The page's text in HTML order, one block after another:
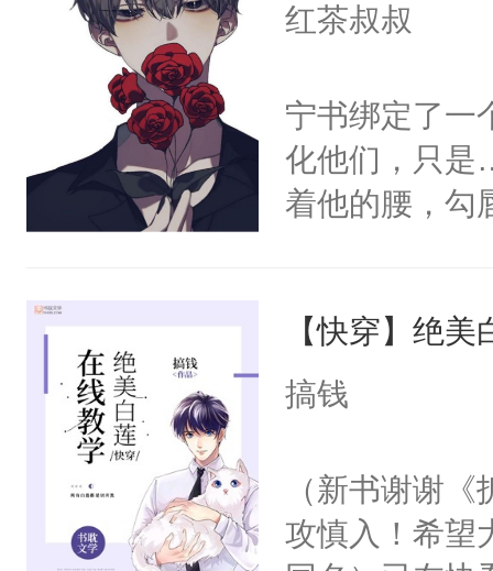
红茶叔叔
宁书绑定了一
化他们，只是
着他的腰，勾
来，给老公
用力——为你
【快穿】绝
搞钱
（新书谢谢
攻慎入！希望